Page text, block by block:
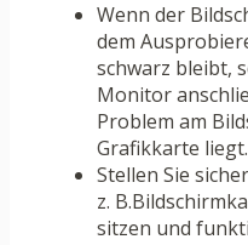
Wenn der
dem
schwarz bleibt,
Monitor
Problem am
Grafikkarte liegt.
Stellen Sie
z.
sitzen und